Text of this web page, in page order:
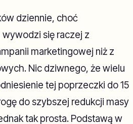
dziennie, choć
się raczej z
marketingowej niż z
Nic dziwnego, że wielu
tej poprzeczki do 15
do szybszej redukcji masy
tak prosta. Podstawą w